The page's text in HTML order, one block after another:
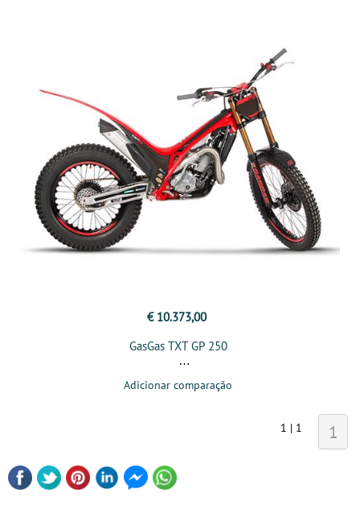
€ 10.373,00
GasGas TXT GP 250
Adicionar comparação
1 | 1 1